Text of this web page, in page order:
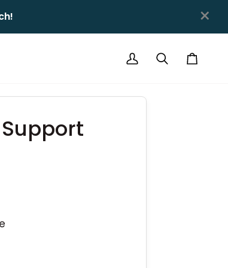
Mein
Suchen
×